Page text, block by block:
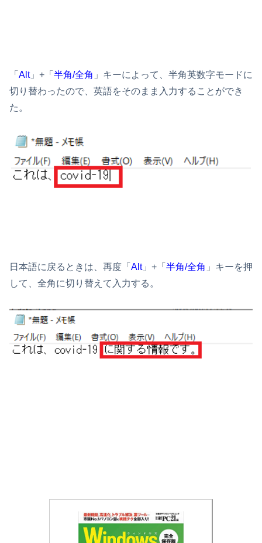
「 Alt」+「 半角/全角 」キーによって、半角英数字モードに
切り替わったので、英語をそのまま入力することができ
た。
日本語に戻るときは、再度「 Alt」+「 半角/全角 」キーを押
して、全角に切り替えて入力する。